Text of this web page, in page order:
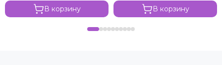
В корзину
В корзину